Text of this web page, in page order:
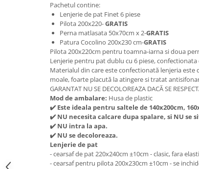
Pachetul contine:
Lenjerie de pat Finet 6 piese
Pilota 200x220-GRATIS
Perna matlasata 50x70cm x 2-GRATIS
Patura Cocolino 200x230 cm-GRATIS
Pilota 200x220cm pentru toamna-iarna si doua
Lenjerie pentru pat dublu cu 6 piese,
Materialul din care este confectionată lenjeria
moale, foarte placută la atingere si tratat
GARANTAT NU SE DECOLOREAZA DACĂ SE
Mod de ambalare: Husa de plastic
✔ Este ideala pentru saltele de 140x200cm,
✔ NU necesita calcare dupa spalare, si NU se
✔ ️ NU intra la apa.
✔ ️ NU se decoloreaza.
Lenjerie de pat
- cearsaf de pat 220x240cm ±10cm - clasic, fara
- cearsaf pentru pilota 200x230cm ±10cm - se